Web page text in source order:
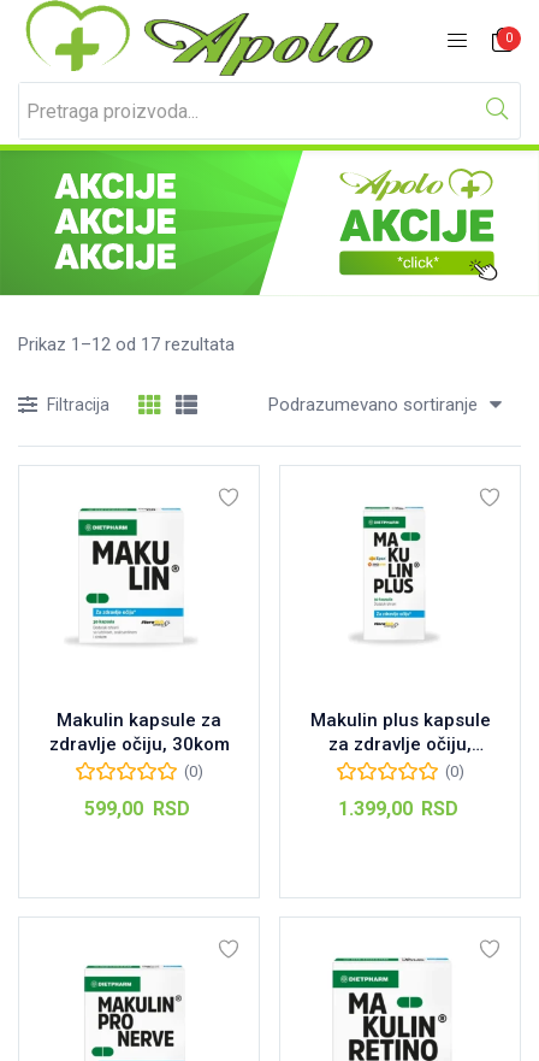
0
Prijavite se Registracija
Unesite svoje korisničko ime i lozinku za prijavu.
Zapamti me Izgubljena lozinka?
Prikaz 1–12 od 17 rezultata
Filtracija Podrazumevano sortiranje
Makulin kapsule za
zdravlje očiju, 30kom
(0)
599,00 RSD
Makulin plus kapsule
za zdravlje očiju,
30kom
(0)
1.399,00 RSD